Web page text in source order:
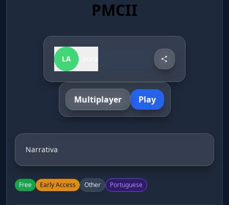
PMCII
LA
Multiplayer Play
Narrativa
Free Early Access Other Portuguese